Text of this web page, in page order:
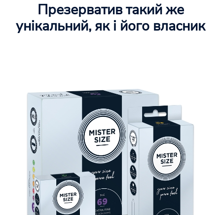
Презерватив такий же
унікальний, як і його власник